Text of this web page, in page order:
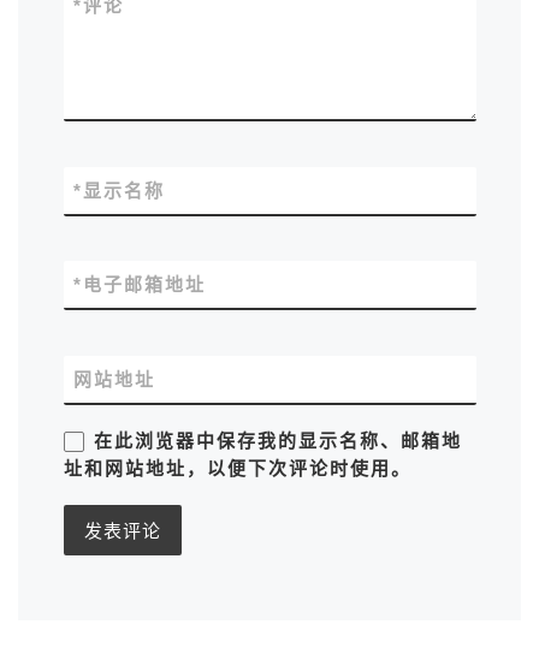
评论
*
显示名称
*
电子邮箱地址
*
网站地址
在此浏览器中保存我的显示名称、邮箱地
址和网站地址，以便下次评论时使用。